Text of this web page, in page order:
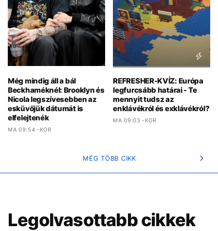
Még mindig áll a bál
Beckhaméknél: Brooklyn és
Nicola legszívesebben az
esküvőjük dátumát is
elfelejtenék
MA 09:54 -KOR
REFRESHER-KVÍZ: Európa
legfurcsább határai - Te
mennyit tudsz az
enklávékról és exklávékról?
MA 09:03 -KOR
MÉG TÖBB CIKK
Legolvasottabb cikkek